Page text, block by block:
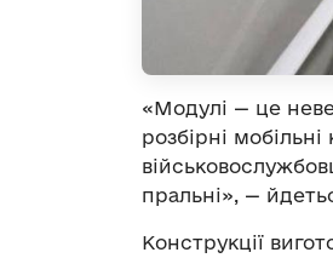
«Модулі — це
розбірні
пральні», —
Конструкції